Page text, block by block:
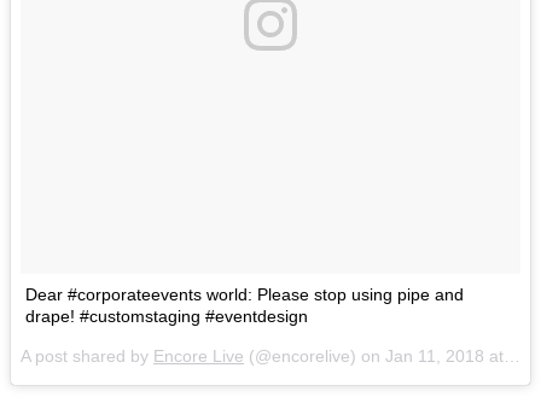
Dear #corporateevents world: Please stop using pipe and
drape! #customstaging #eventdesign
A post shared by Encore Live (@encorelive) on Jan 11, 2018 at 2:15pm PST